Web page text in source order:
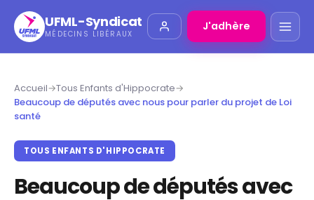
UFML-Syndicat
MÉDECINS LIBÉRAUX
J'adhère
Accueil→Tous Enfants d'Hippocrate→
Beaucoup de députés avec nous pour parler du projet de Loi
santé
TOUS ENFANTS D'HIPPOCRATE
Beaucoup de députés avec